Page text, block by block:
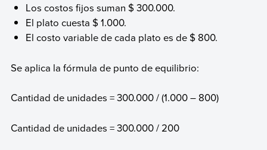
Los costos fijos suman $ 300.000.
El plato cuesta $ 1.000.
El costo variable de cada plato es de $ 800.
Se aplica la fórmula de punto de equilibrio:
Cantidad de unidades = 300.000 / (1.000 – 800)
Cantidad de unidades = 300.000 / 200